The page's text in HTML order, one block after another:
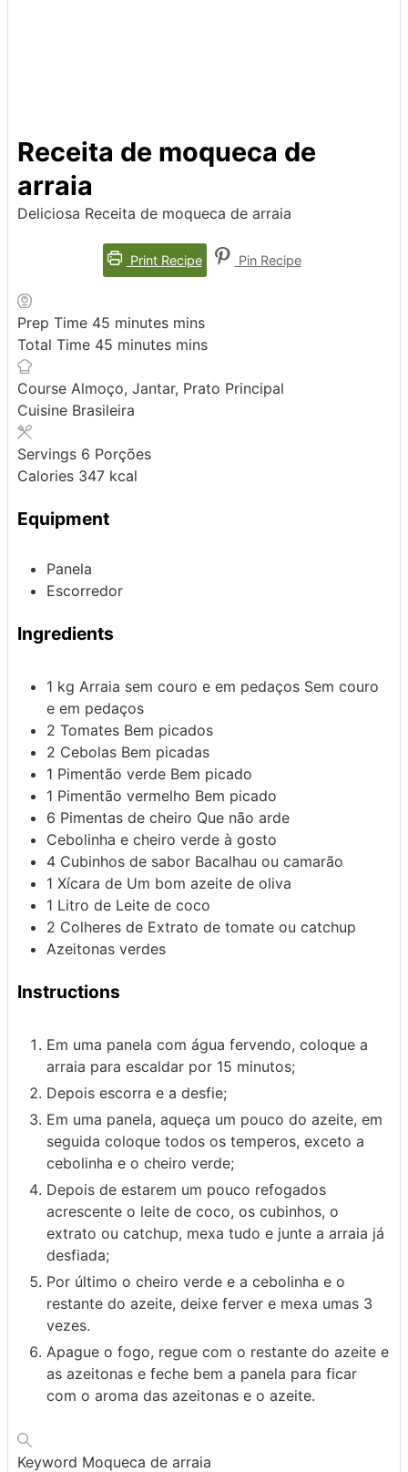
Receita de moqueca de
arraia
Deliciosa Receita de moqueca de arraia
Print Recipe Pin Recipe
Prep Time 45 minutes mins
Total Time 45 minutes mins
Course Almoço, Jantar, Prato Principal
Cuisine Brasileira
Servings 6 Porções
Calories 347 kcal
Equipment
Panela
Escorredor
Ingredients
1 kg Arraia sem couro e em pedaços Sem couro
e em pedaços
2 Tomates Bem picados
2 Cebolas Bem picadas
1 Pimentão verde Bem picado
1 Pimentão vermelho Bem picado
6 Pimentas de cheiro Que não arde
Cebolinha e cheiro verde à gosto
4 Cubinhos de sabor Bacalhau ou camarão
1 Xícara de Um bom azeite de oliva
1 Litro de Leite de coco
2 Colheres de Extrato de tomate ou catchup
Azeitonas verdes
Instructions
Em uma panela com água fervendo, coloque a
arraia para escaldar por 15 minutos;
Depois escorra e a desfie;
Em uma panela, aqueça um pouco do azeite, em
seguida coloque todos os temperos, exceto a
cebolinha e o cheiro verde;
Depois de estarem um pouco refogados
acrescente o leite de coco, os cubinhos, o
extrato ou catchup, mexa tudo e junte a arraia já
desfiada;
Por último o cheiro verde e a cebolinha e o
restante do azeite, deixe ferver e mexa umas 3
vezes.
Apague o fogo, regue com o restante do azeite e
as azeitonas e feche bem a panela para ficar
com o aroma das azeitonas e o azeite.
Keyword Moqueca de arraia